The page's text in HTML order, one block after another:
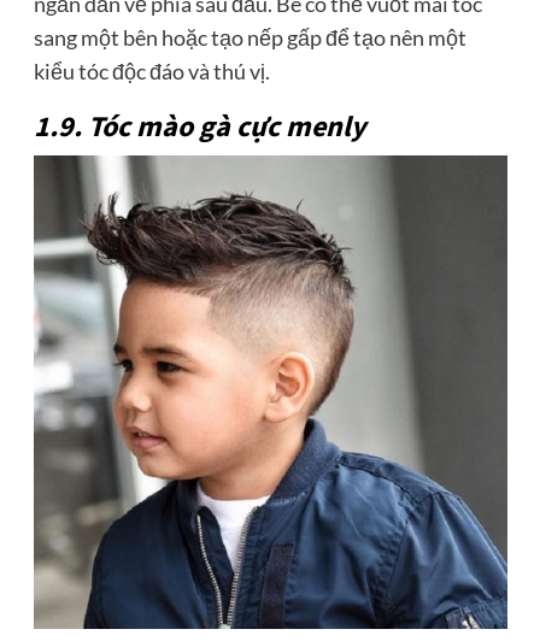
sang một bên hoặc tạo nếp gấp để tạo nên một
kiểu tóc độc đáo và thú vị.
1.9. Tóc mào gà cực menly